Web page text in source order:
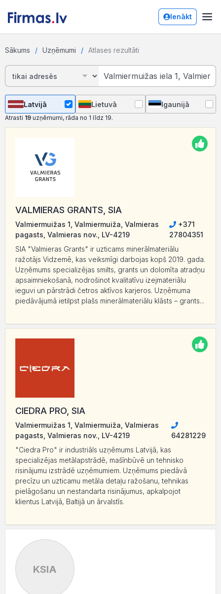
Ienākt
Sākums Uzņēmumi Atlases rezultāti
Latvijā Lietuvā Igaunijā
Atrasti 19 uzņēmumi, rāda no 1 līdz 19.
VALMIERAS GRANTS, SIA
Valmiermuižas 1, Valmiermuiža, Valmieras
pagasts, Valmieras nov., LV-4219
+371
27804351
SIA "Valmieras Grants" ir uzticams minerālmateriālu
ražotājs Vidzemē, kas veiksmīgi darbojas kopš 2019. gada.
Uzņēmums specializējas smilts, grants un dolomīta atradņu
apsaimniekošanā, nodrošinot kvalitatīvu izejmateriālu
ieguvi un pārstrādi četros aktīvos karjeros. Uzņēmuma
piedāvājumā ietilpst plašs minerālmateriālu klāsts – grants...
CIEDRA PRO, SIA
Valmiermuižas 1, Valmiermuiža, Valmieras
pagasts, Valmieras nov., LV-4219
64281229
"Ciedra Pro" ir industriāls uzņēmums Latvijā, kas
specializējas metālapstrādē, mašīnbūvē un tehnisko
risinājumu izstrādē uzņēmumiem. Uzņēmums piedāvā
precīzu un uzticamu metāla detaļu ražošanu, tehnikas
pielāgošanu un nestandarta risinājumus, apkalpojot
klientus Latvijā, Baltijā un ārvalstīs.
KSIA